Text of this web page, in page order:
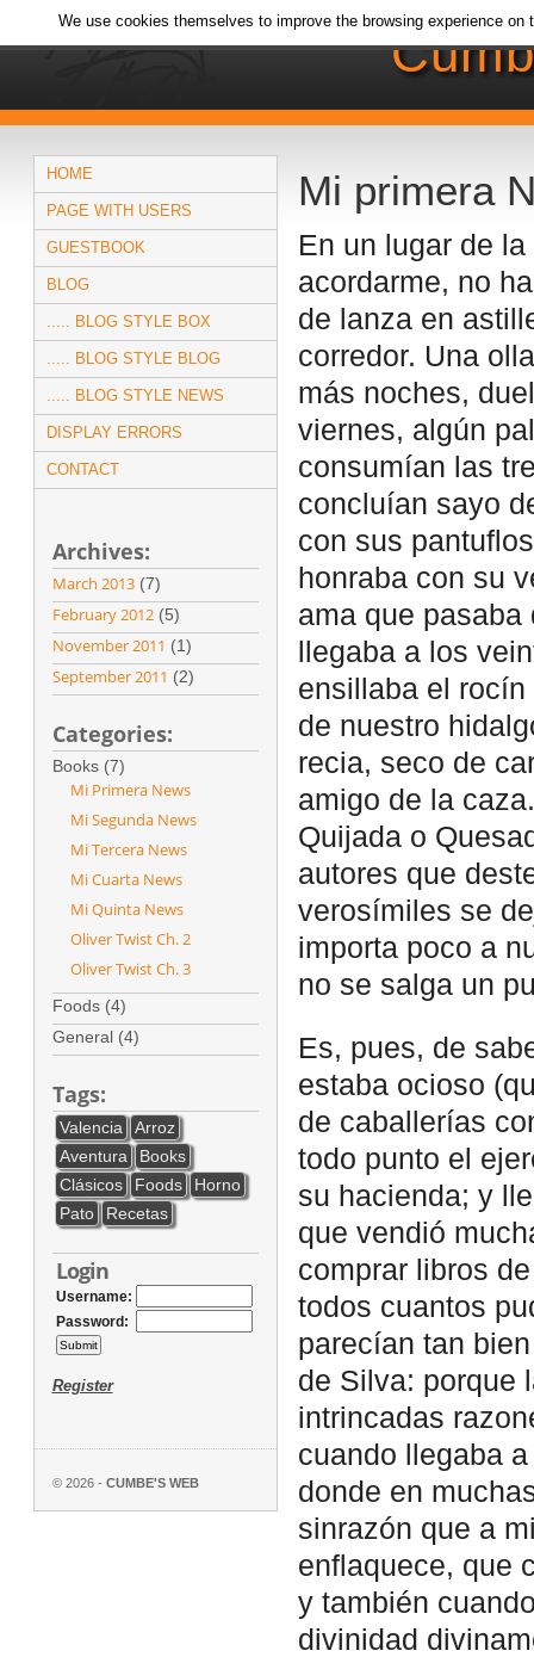
HOME
PAGE WITH USERS
GUESTBOOK
BLOG
..... BLOG STYLE BOX
..... BLOG STYLE BLOG
..... BLOG STYLE NEWS
DISPLAY ERRORS
CONTACT
Archives:
March 2013(7)
February 2012(5)
November 2011 (1)
September 2011 (2)
Categories:
Books (7)
Mi Primera News
Mi Segunda News
Mi Tercera News
Mi Cuarta News
Mi Quinta News
Oliver Twist Ch. 2
Oliver Twist Ch. 3
Foods (4)
General (4)
Tags:
Valencia
Arroz
Aventura
Books
Clásicos
Foods
Horno
Pato
Recetas
Login
Username:
Password:
Register
© 2026 - CUMBE'S WEB
Mi primera
En un lugar de
acordarme, no
de lanza en
corredor. Una
más noches,
viernes, algún
consumían las
concluían sayo
con sus
honraba con su
ama que pasaba
llegaba a los
ensillaba el
de nuestro
recia, seco de
amigo de la
Quijada o
autores que
verosímiles se
importa poco a
no se salga un
Es, pues, de
estaba ocioso
de caballerías
todo punto el
su hacienda; y
que vendió
comprar libros
todos cuantos
parecían tan
de Silva: porque
intrincadas
cuando llegaba
donde en
sinrazón que a
enflaquece, que
y también
divinidad
We use cookies themselves to improve the browsing experience